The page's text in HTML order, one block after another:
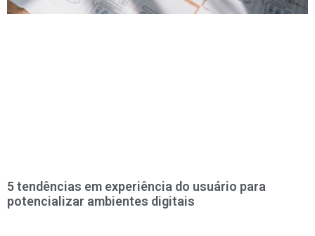
5 tendências em experiência do usuário para
potencializar ambientes digitais